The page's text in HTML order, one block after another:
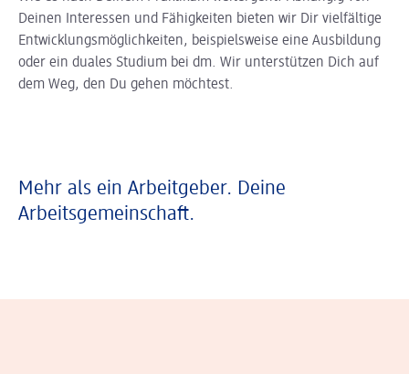
Deinen Interessen und Fähigkeiten bieten wir Dir vielfältige
Entwicklungsmöglichkeiten, beispielsweise eine Ausbildung
oder ein duales Studium bei dm. Wir unterstützen Dich auf
dem Weg, den Du gehen möchtest.
Mehr als ein Arbeitgeber. Deine
Arbeitsgemeinschaft.